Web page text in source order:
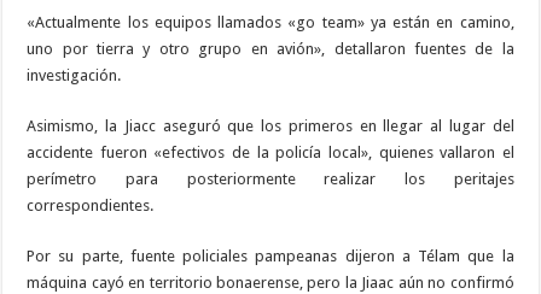
«Actualmente los equipos llamados «go team» ya están en camino,
uno por tierra y otro grupo en avión», detallaron fuentes de la
investigación.
Asimismo, la Jiacc aseguró que los primeros en llegar al lugar del
accidente fueron «efectivos de la policía local», quienes vallaron el
perímetro para posteriormente realizar los peritajes
correspondientes.
Por su parte, fuente policiales pampeanas dijeron a Télam que la
máquina cayó en territorio bonaerense, pero la Jiaac aún no confirmó